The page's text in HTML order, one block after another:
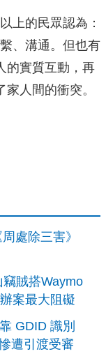
上的民眾認為：
、溝通。但也有
的實質互動，再
人間的衝突。
處除三害》
賊搭Waymo
案最大阻礙
GDID 識別
遭引渡受審